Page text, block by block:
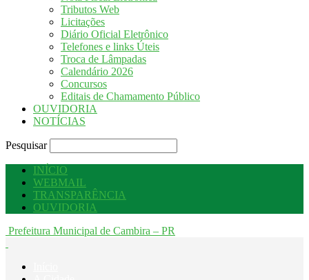
Tributos Web
Licitações
Diário Oficial Eletrônico
Telefones e links Úteis
Troca de Lâmpadas
Calendário 2026
Concursos
Editais de Chamamento Público
OUVIDORIA
NOTÍCIAS
Pesquisar
INÍCIO
WEBMAIL
TRANSPARÊNCIA
OUVIDORIA
Prefeitura Municipal de Cambira – PR